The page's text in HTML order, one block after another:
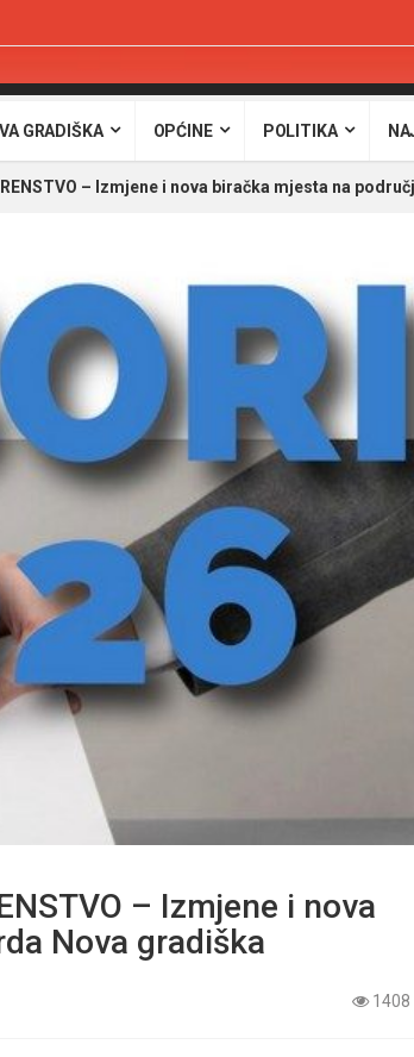
GRADIŠKA OPĆINE POLITIKA
– Izmjene i nova biračka mjesta na
– Izmjene i nova
Nova gradiška
1408